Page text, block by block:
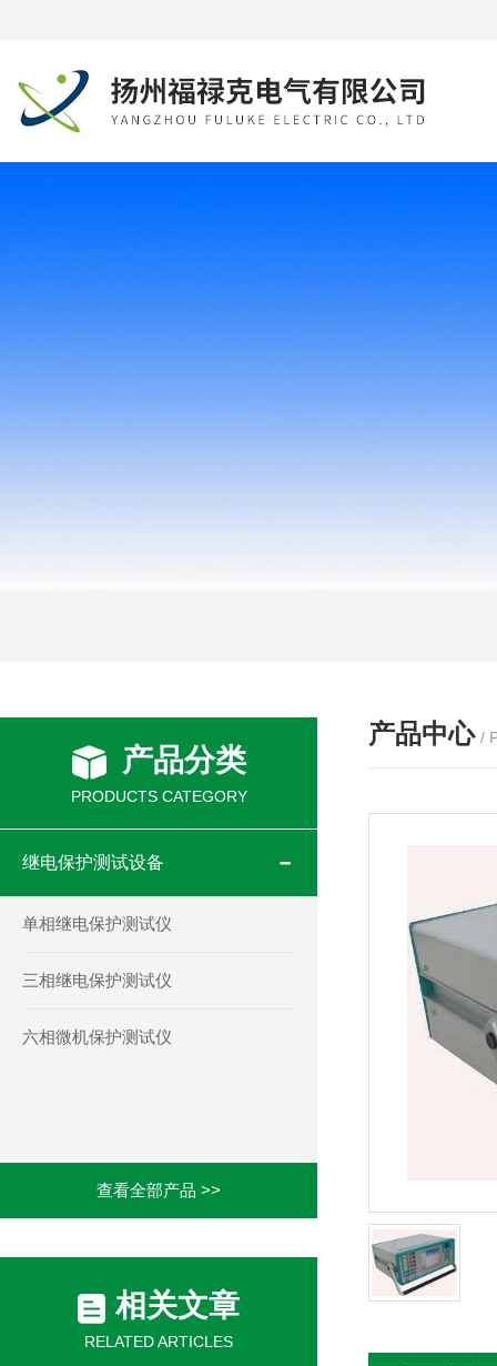
产品分类
PRODUCTS CATEGORY
继电保护测试设备
单相继电保护测试仪
三相继电保护测试仪
六相微机保护测试仪
查看全部产品 >>
相关文章
RELATED ARTICLES
产品中心 /